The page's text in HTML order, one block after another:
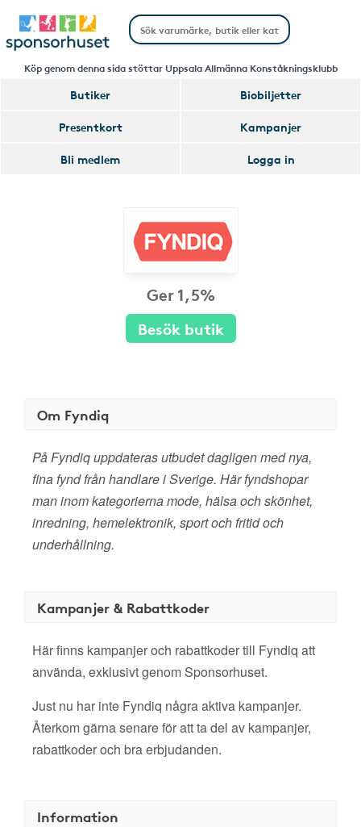
Köp genom denna sida stöttar Uppsala Allmänna Konståkningsklubb
Butiker
Biobiljetter
Presentkort
Kampanjer
Bli medlem
Logga in
Ger 1,5%
Besök butik
Om Fyndiq
På Fyndiq uppdateras utbudet dagligen med nya,
fina fynd från handlare i Sverige. Här fyndshopar
man inom kategorierna mode, hälsa och skönhet,
inredning, hemelektronik, sport och fritid och
underhållning.
Kampanjer & Rabattkoder
Här finns kampanjer och rabattkoder till Fyndiq att
använda, exklusivt genom Sponsorhuset.
Just nu har inte Fyndiq några aktiva kampanjer.
Återkom gärna senare för att ta del av kampanjer,
rabattkoder och bra erbjudanden.
Information